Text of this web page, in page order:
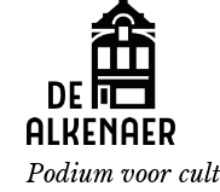
content
Podium voor